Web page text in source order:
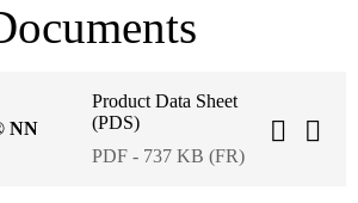
NN
Product Data Sheet
(PDS)
PDF - 737 KB (FR)